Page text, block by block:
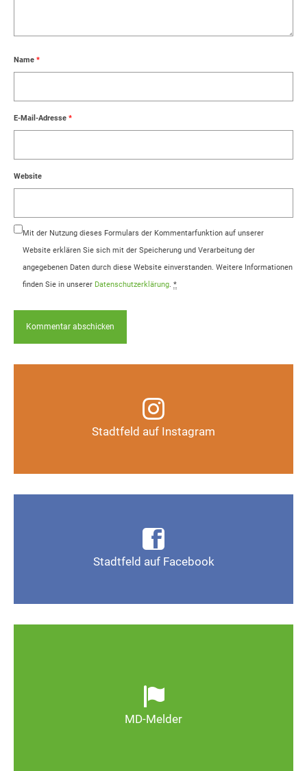
Name *
E-Mail-Adresse *
Website
Mit der Nutzung dieses Formulars der Kommentarfunktion auf unserer
Website erklären Sie sich mit der Speicherung und Verarbeitung der
angegebenen Daten durch diese Website einverstanden. Weitere Informationen
finden Sie in unserer Datenschutzerklärung. *
Stadtfeld auf Instagram
Instagram-Kanal
Auf Instagram folgen
Stadtfeld auf Facebook
Seite Magdeburg-Stadtfeld
MD-Melder
wild entsorgter Müll. Melden Sie Mängel, damit
Magdeburg schöner und lebenswerter wird.